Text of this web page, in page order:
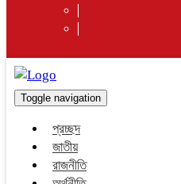
Toggle navigation
প্রচ্ছদ
জাতীয়
রাজনীতি